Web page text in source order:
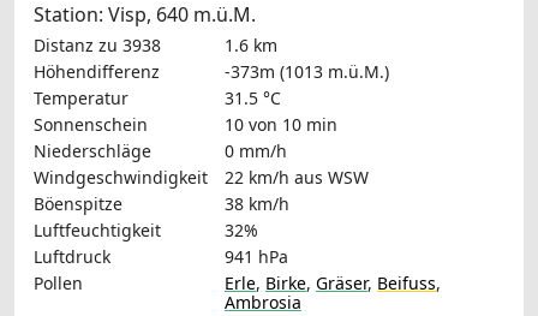
Station: Visp, 640 m.ü.M.
Distanz zu 3938
1.6 km
Höhendifferenz
-373m (1013 m.ü.M.)
Temperatur
31.5 °C
Sonnenschein
10 von 10 min
Niederschläge
0 mm/h
Windgeschwindigkeit
22 km/h aus WSW
Böenspitze
38 km/h
Luftfeuchtigkeit
32%
Luftdruck
941 hPa
Pollen
Erle, Birke, Gräser, Beifuss,
Ambrosia